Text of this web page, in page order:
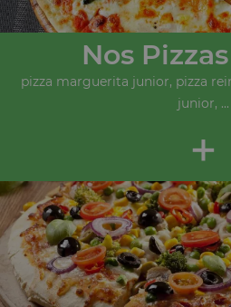
Nos
pizza marguerita junior, pizza
junior, ...
+